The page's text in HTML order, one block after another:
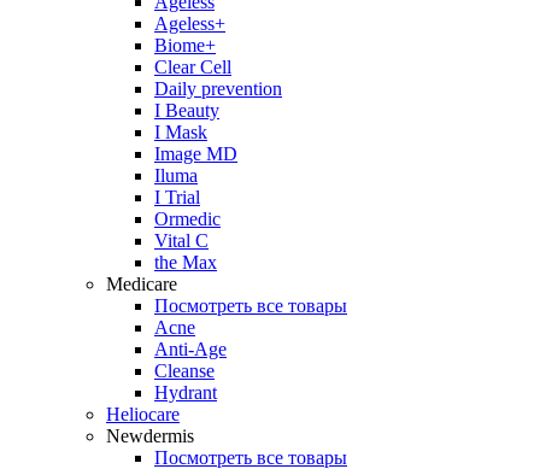
Ageless+
Biome+
Clear Cell
Daily prevention
I Beauty
I Mask
Image MD
Iluma
I Trial
Ormedic
Vital C
the Max
Medicare
Посмотреть все товары
Acne
Anti‑Age
Cleanse
Hydrant
Heliocare
Newdermis
Посмотреть все товары